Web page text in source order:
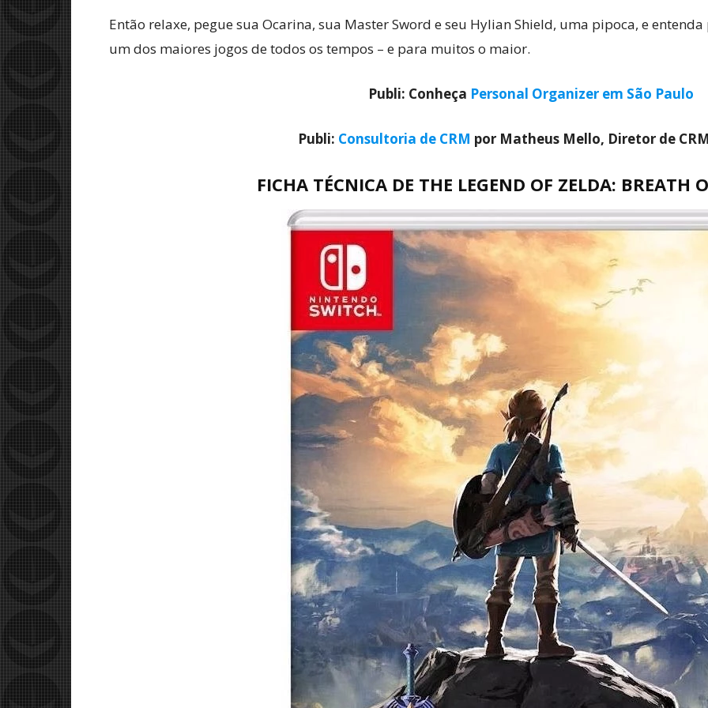
Então relaxe, pegue sua Ocarina, sua Master Sword e seu Hylian Shield, uma pipoca, e
um dos maiores jogos de todos os tempos – e para muitos o maior.
Publi: Conheça Personal Organizer em São Paulo
Publi: Consultoria de CRM por Matheus Mello, Diretor de
FICHA TÉCNICA DE THE LEGEND OF ZELDA: BREATH